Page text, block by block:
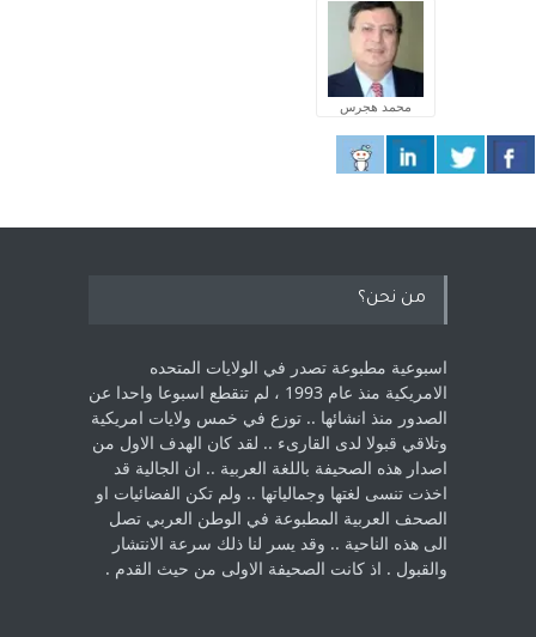
محمد هجرس
من نحن؟
اسبوعية مطبوعة تصدر في الولايات المتحده
الامريكية منذ عام 1993 ، لم ‏تنقطع اسبوعا واحدا عن
الصدور منذ انشائها .. توزع في خمس ولايات امريكية
‏وتلاقي قبولا لدى القارىء ..‏ لقد كان الهدف الاول من
اصدار هذه الصحيفة باللغة العربية .. ان الجالية قد
اخذت ‏تنسى لغتها وجمالياتها .. ولم تكن الفضائيات او
الصحف العربية المطبوعة في الوطن ‏العربي تصل
الى هذه الناحية .. وقد يسر لنا ذلك سرعة الانتشار
والقبول . اذ كانت ‏الصحيفة الاولى من حيث القدم . ‏